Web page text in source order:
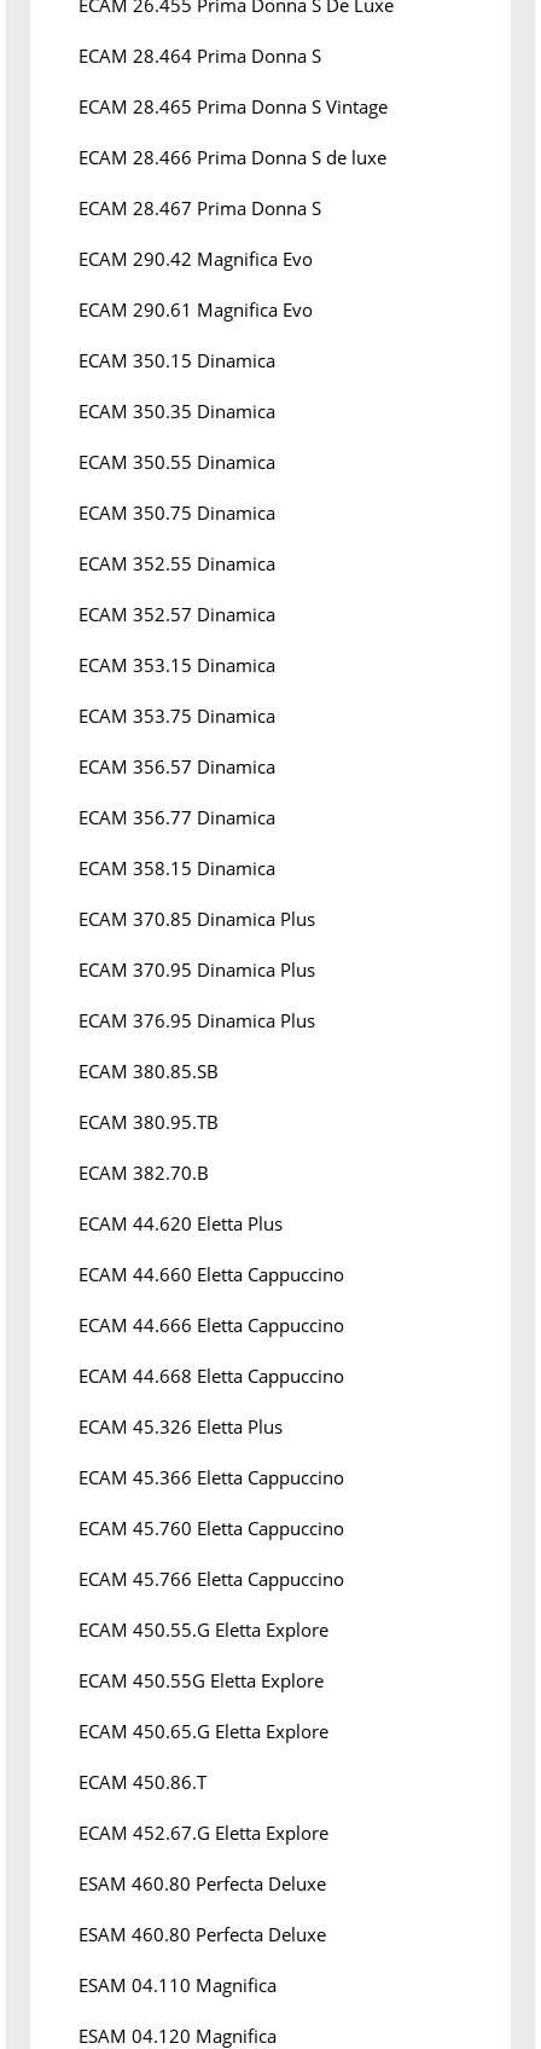
ECAM 26.455 Prima Donna S De Luxe
ECAM 28.464 Prima Donna S
ECAM 28.465 Prima Donna S Vintage
ECAM 28.466 Prima Donna S de luxe
ECAM 28.467 Prima Donna S
ECAM 290.42 Magnifica Evo
ECAM 290.61 Magnifica Evo
ECAM 350.15 Dinamica
ECAM 350.35 Dinamica
ECAM 350.55 Dinamica
ECAM 350.75 Dinamica
ECAM 352.55 Dinamica
ECAM 352.57 Dinamica
ECAM 353.15 Dinamica
ECAM 353.75 Dinamica
ECAM 356.57 Dinamica
ECAM 356.77 Dinamica
ECAM 358.15 Dinamica
ECAM 370.85 Dinamica Plus
ECAM 370.95 Dinamica Plus
ECAM 376.95 Dinamica Plus
ECAM 380.85.SB
ECAM 380.95.TB
ECAM 382.70.B
ECAM 44.620 Eletta Plus
ECAM 44.660 Eletta Cappuccino
ECAM 44.666 Eletta Cappuccino
ECAM 44.668 Eletta Cappuccino
ECAM 45.326 Eletta Plus
ECAM 45.366 Eletta Cappuccino
ECAM 45.760 Eletta Cappuccino
ECAM 45.766 Eletta Cappuccino
ECAM 450.55.G Eletta Explore
ECAM 450.55G Eletta Explore
ECAM 450.65.G Eletta Explore
ECAM 450.86.T
ECAM 452.67.G Eletta Explore
ESAM 460.80 Perfecta Deluxe
ESAM 460.80 Perfecta Deluxe
ESAM 04.110 Magnifica
ESAM 04.120 Magnifica